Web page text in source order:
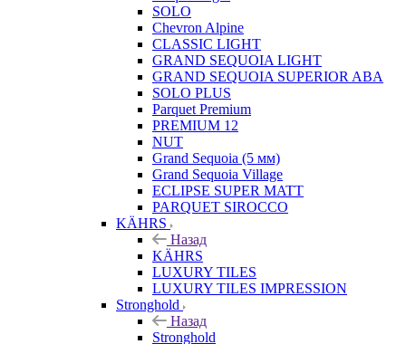
SOLO
Chevron Alpine
CLASSIC LIGHT
GRAND SEQUOIA LIGHT
GRAND SEQUOIA SUPERIOR ABA
SOLO PLUS
Parquet Premium
PREMIUM 12
NUT
Grand Sequoia (5 мм)
Grand Sequoia Village
ECLIPSE SUPER MATT
PARQUET SIROCCO
KÄHRS
Назад
KÄHRS
LUXURY TILES
LUXURY TILES IMPRESSION
Stronghold
Назад
Stronghold